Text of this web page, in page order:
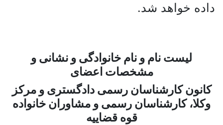
خواهد شد.
لیست نام و نام خانوادگی و نشانی و
مشخصات اعضای
کارشناسان رسمی دادگستری و مرکز
کارشناسان رسمی و مشاوران خانواده
قوه قضاییه